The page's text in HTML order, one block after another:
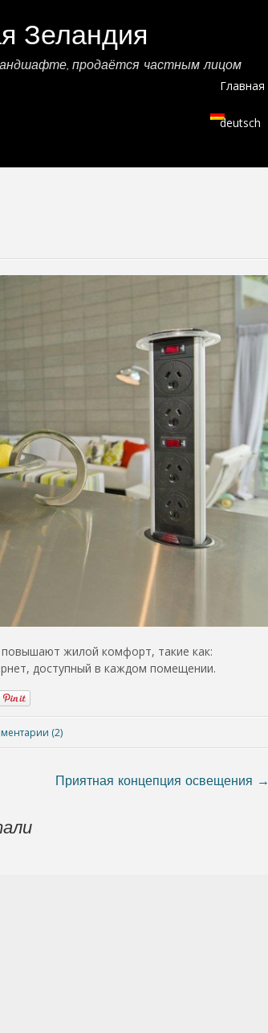
Зеландия
продаётся частным лицом
Главная
deutsch
жилой комфорт, такие как:
доступный в каждом помещении.
(2)
Приятная концепция освещения →